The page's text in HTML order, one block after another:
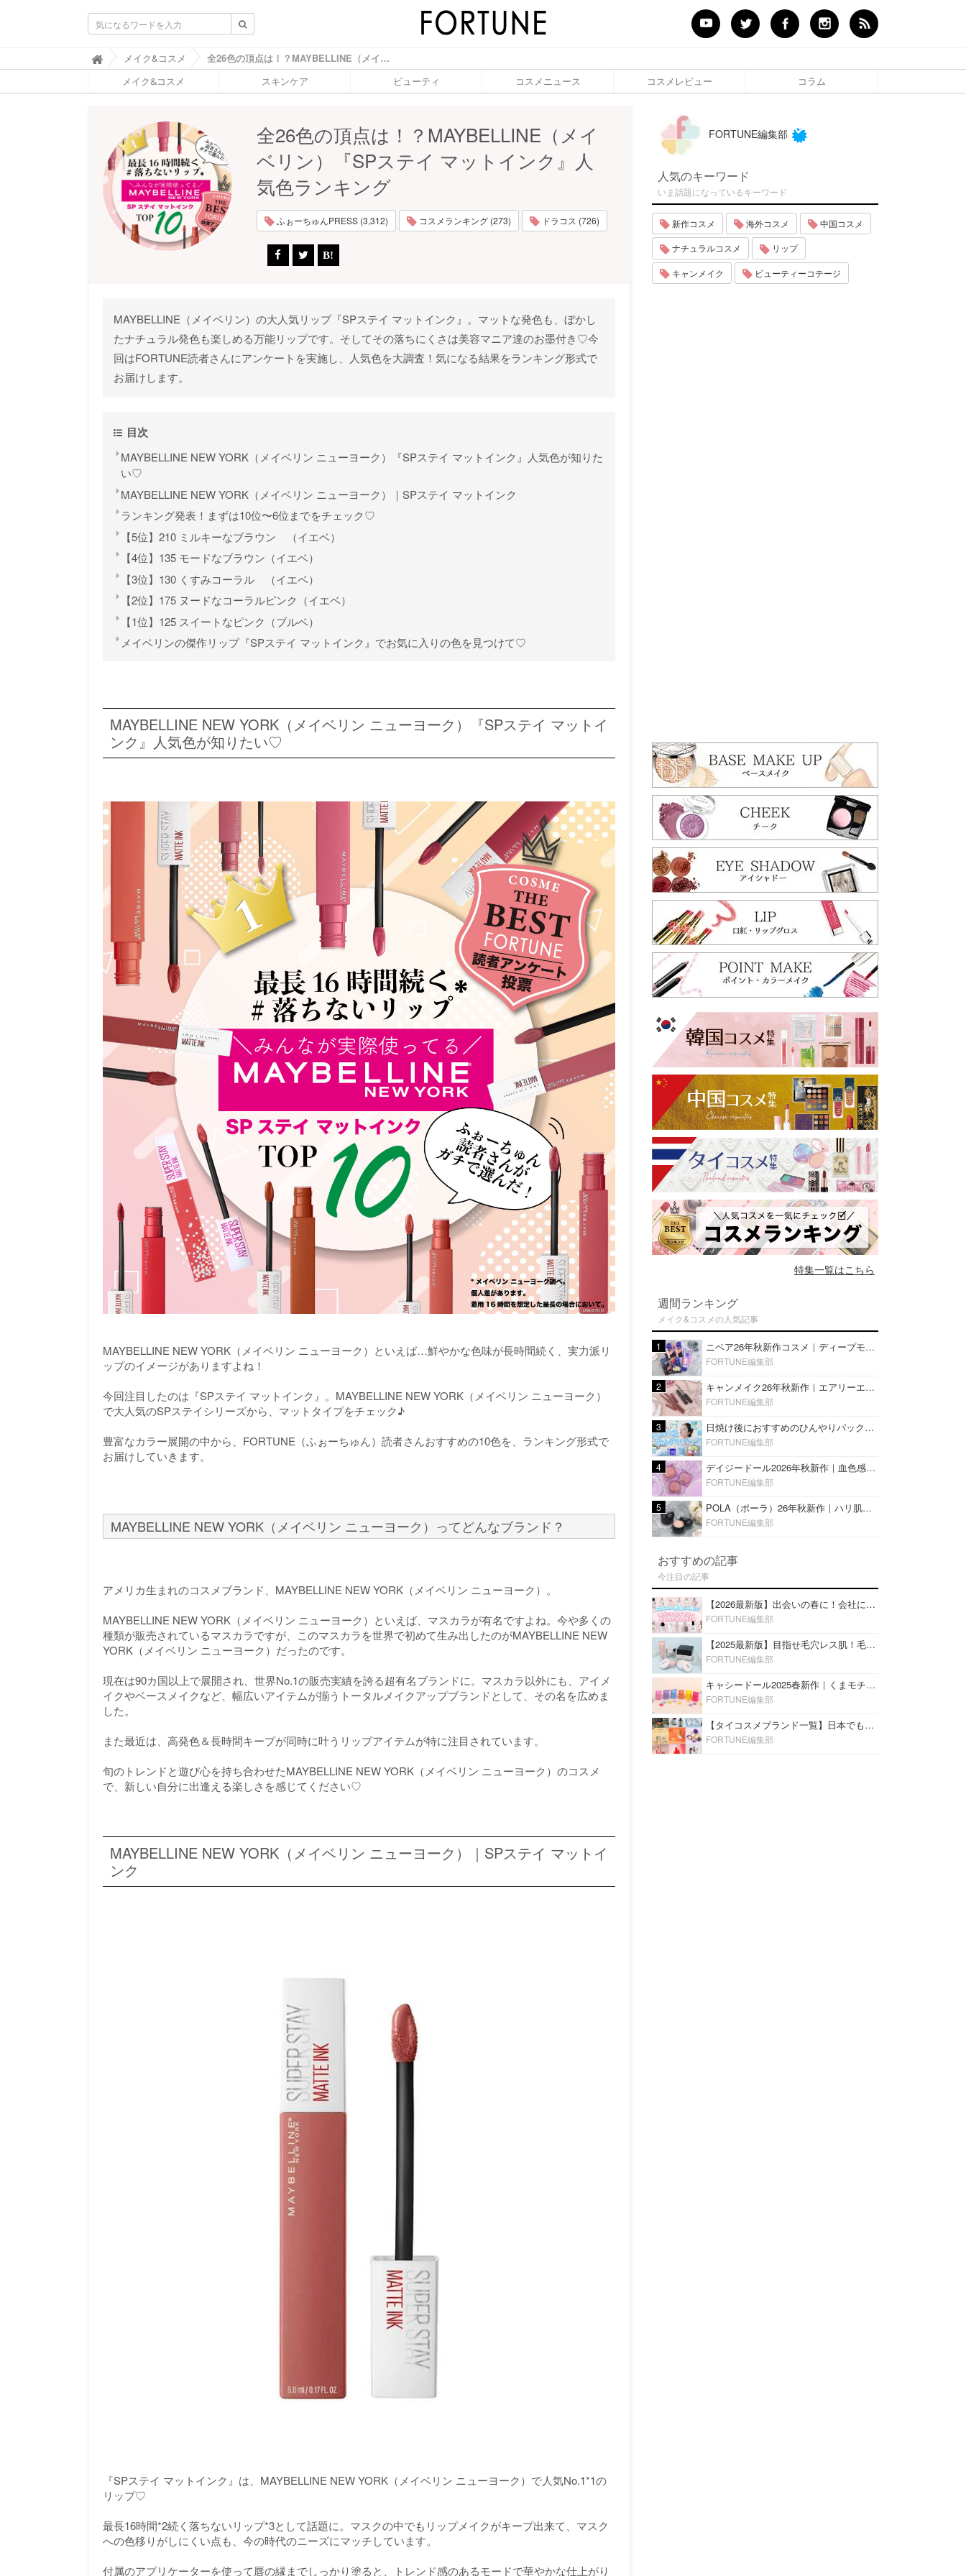
ふ
ぉ
ち
O
R
T
U
N
メイク&コスメ 全26色の頂点は！？MAYBELLINE（メイベリン）『SPステイ マットインク』人気色ランキング - ふぉーちゅん(FORTUNE)
メイク&コスメ スキンケア ビューティ コスメニュース コスメレビュー コラム
全26色の頂点は！？MAYBELLINE（メイ
ベリン）『SPステイ マットインク』人
気色ランキング
ふぉーちゅんPRESS (3,312) コスメランキング (273) ドラコス (726)
MAYBELLINE（メイベリン）の大人気リップ『SPステイ マットインク』。マットな発色も、ぼかし
たナチュラル発色も楽しめる万能リップです。そしてその落ちにくさは美容マニア達のお墨付き♡今
回はFORTUNE読者さんにアンケートを実施し、人気色を大調査！気になる結果をランキング形式で
お届けします。
目次
MAYBELLINE NEW YORK（メイベリン ニューヨーク）『SPステイ マットインク』人気色が知りた
い♡
MAYBELLINE NEW YORK（メイベリン ニューヨーク）｜SPステイ マットインク
ランキング発表！まずは10位〜6位までをチェック♡
【5位】210 ミルキーなブラウン （イエベ）
【4位】135 モードなブラウン（イエベ）
【3位】130 くすみコーラル （イエベ）
【2位】175 ヌードなコーラルピンク（イエベ）
【1位】125 スイートなピンク（ブルベ）
メイベリンの傑作リップ『SPステイ マットインク』でお気に入りの色を見つけて♡
MAYBELLINE NEW YORK（メイベリン ニューヨーク）『SPステイ マットイ
ンク』人気色が知りたい♡
MAYBELLINE NEW YORK（メイベリン ニューヨーク）といえば…鮮やかな色味が長時間続く、実力派リ
ップのイメージがありますよね！
今回注目したのは『SPステイ マットインク』。MAYBELLINE NEW YORK（メイベリン ニューヨーク）
で大人気のSPステイシリーズから、マットタイプをチェック♪
豊富なカラー展開の中から、FORTUNE（ふぉーちゅん）読者さんおすすめの10色を、ランキング形式で
お届けしていきます。
MAYBELLINE NEW YORK（メイベリン ニューヨーク）ってどんなブランド？
アメリカ生まれのコスメブランド、MAYBELLINE NEW YORK（メイベリン ニューヨーク）。
MAYBELLINE NEW YORK（メイベリン ニューヨーク）といえば、マスカラが有名ですよね。今や多くの
種類が販売されているマスカラですが、このマスカラを世界で初めて生み出したのがMAYBELLINE NEW
YORK（メイベリン ニューヨーク）だったのです。
現在は90カ国以上で展開され、世界No.1の販売実績を誇る超有名ブランドに。マスカラ以外にも、アイメ
イクやベースメイクなど、幅広いアイテムが揃うトータルメイクアップブランドとして、その名を広めま
した。
また最近は、高発色＆長時間キープが同時に叶うリップアイテムが特に注目されています。
旬のトレンドと遊び心を持ち合わせたMAYBELLINE NEW YORK（メイベリン ニューヨーク）のコスメ
で、新しい自分に出逢える楽しさを感じてください♡
MAYBELLINE NEW YORK（メイベリン ニューヨーク）｜SPステイ マットイ
ンク
『SPステイ マットインク』は、MAYBELLINE NEW YORK（メイベリン ニューヨーク）で人気No.1*1の
リップ♡
最長16時間*2続く落ちないリップ*3として話題に。マスクの中でもリップメイクがキープ出来て、マスク
への色移りがしにくい点も、今の時代のニーズにマッチしています。
付属のアプリケーターを使って唇の縁までしっかり塗ると、トレンド感のあるモードで華やかな仕上がり
FORTUNE編集部
人気のキーワード
いま話題になっているキーワード
新作コスメ 海外コスメ 中国コスメ
ナチュラルコスメ リップ
キャンメイク ビューティーコテージ
特集一覧はこちら
週間ランキング
メイク&コスメの人気記事
1 ニベア26年秋新作コスメ｜ディープモイスチャーリップの美容液タイプや2in1ボディクリームスクラブも
FORTUNE編集部
2 キャンメイク26年秋新作｜エアリーエクステンションライナー＆カールスナイパーマスカラ新色をレビュー
FORTUNE編集部
3 日焼け後におすすめのひんやりパック14選｜暑い夏にぴったりな冷凍／鎮静／うるおいチャージマスクを紹介
FORTUNE編集部
4 デイジードール2026年秋新作｜血色感が可愛い♡『パウダー ブラッシュ ブルーム』新3色をレビュー
FORTUNE編集部
5 POLA（ポーラ）26年秋新作｜ハリ肌を叶える『B.A デイ プランプ ファンデーション』を口コミ
FORTUNE編集部
おすすめの記事
今注目の記事
【2026最新版】出会いの春に！会社にもおすすめの好印象な香水14選♡ビジネスの場での香水マナーも
FORTUNE編集部
【2025最新版】目指せ毛穴レス肌！毛穴を埋めて隠す「おすすめ部分用下地＆プライマー」ランキング♡
FORTUNE編集部
キャシードール2025春新作｜くまモチーフのミニリップ「シャイニーベア リップモイスト」をレビュー♡
FORTUNE編集部
【タイコスメブランド一覧】日本でも人気沸騰中の“タイコスメ”ブランド20選！
FORTUNE編集部